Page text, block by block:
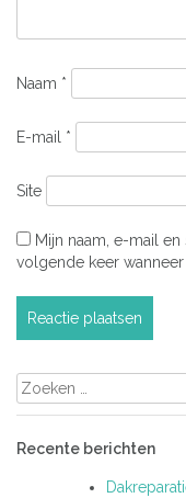
Naam *
E-mail *
Site
Mijn naam, e-mail
volgende keer
Zoeken
naar:
Recente berichten